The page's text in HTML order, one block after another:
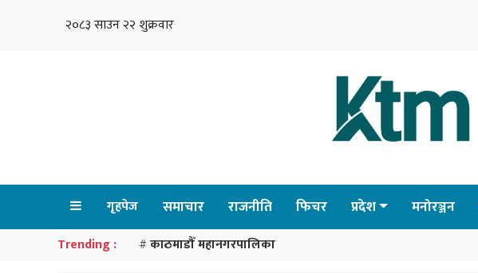
२०८३ साउन २२ शुक्रवार
गृहपेज समाचार राजनीति फिचर प्रदेश मनोरञ्जन
Trending : # काठमाडौँ महानगरपालिका